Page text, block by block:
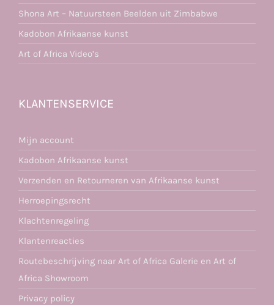
Shona Art – Natuursteen Beelden uit Zimbabwe
Kadobon Afrikaanse kunst
Art of Africa Video’s
KLANTENSERVICE
Mijn account
Kadobon Afrikaanse kunst
Verzenden en Retourneren van Afrikaanse kunst
Herroepingsrecht
Klachtenregeling
Klantenreacties
Routebeschrijving naar Art of Africa Galerie en Art of
Africa Showroom
Privacy policy